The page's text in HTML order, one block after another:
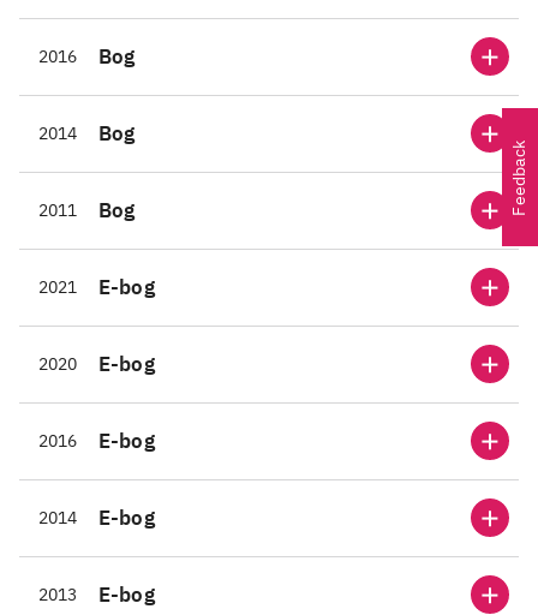
2016 Bog
2014 Bog
2011 Bog
2021 E-bog
2020 E-bog
2016 E-bog
2014 E-bog
2013 E-bog
Feedback